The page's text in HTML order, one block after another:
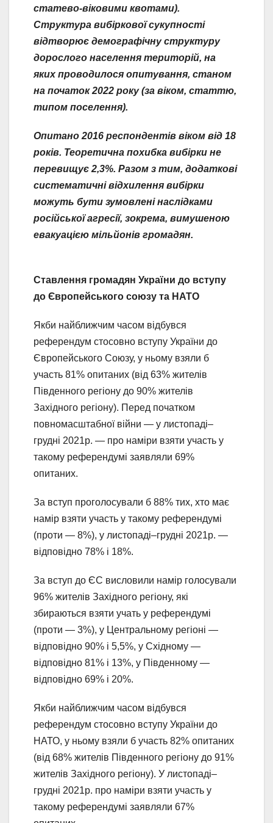
статево-віковими квотами).
Структура вибіркової сукупності
відтворює демографічну структуру
дорослого населення територій, на
яких проводилося опитування, станом
на початок 2022 року (за віком, статтю,
типом поселення).
Опитано 2016 респондентів віком від 18
років. Теоретична похибка вибірки не
перевищує 2,3%. Разом з тим, додаткові
систематичні відхилення вибірки
можуть бути зумовлені наслідками
російської агресії, зокрема, вимушеною
евакуацією мільйонів громадян.
Ставлення громадян України до вступу
до Європейського союзу та НАТО
Якби найближчим часом відбувся
референдум стосовно вступу України до
Європейського Союзу, у ньому взяли б
участь 81% опитаних (від 63% жителів
Південного регіону до 90% жителів
Західного регіону). Перед початком
повномасштабної війни — у листопаді–
грудні 2021р. — про наміри взяти участь у
такому референдумі заявляли 69%
опитаних.
За вступ проголосували б 88% тих, хто має
намір взяти участь у такому референдумі
(проти — 8%), у листопаді–грудні 2021р. —
відповідно 78% і 18%.
За вступ до ЄС висловили намір голосували
96% жителів Західного регіону, які
збираються взяти учать у референдумі
(проти — 3%), у Центральному регіоні —
відповідно 90% і 5,5%, у Східному —
відповідно 81% і 13%, у Південному —
відповідно 69% і 20%.
Якби найближчим часом відбувся
референдум стосовно вступу України до
НАТО, у ньому взяли б участь 82% опитаних
(від 68% жителів Південного регіону до 91%
жителів Західного регіону). У листопаді–
грудні 2021р. про наміри взяти участь у
такому референдумі заявляли 67%